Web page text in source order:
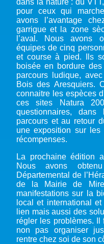
pour ceux qui
avons l’avantage
garrigue et la zone
l’aval. Nous avons
équipes de cinq
et course à pied. Ils
boisée en bordure
parcours ludique,
Bois des Aresquiers.
connaitre les espèces
ces sites Natura
questionnaires,
parcours et au retour
une exposition sur
récompenses.
La prochaine édition
Nous avons
Départemental de
de la Mairie de
manifestations sur la
local et international
lien mais aussi des
régler les problèmes. Il
non pas organiser
rentre chez soi de son